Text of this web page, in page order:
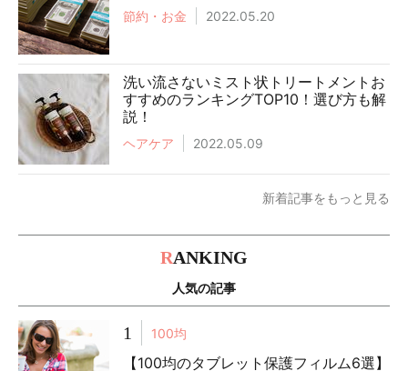
節約・お金 2022.05.20
洗い流さないミスト状トリートメントお
すすめのランキングTOP10！選び方も解
説！
ヘアケア 2022.05.09
新着記事をもっと見る
RANKING
人気の記事
1 100均
【100均のタブレット保護フィルム6選】